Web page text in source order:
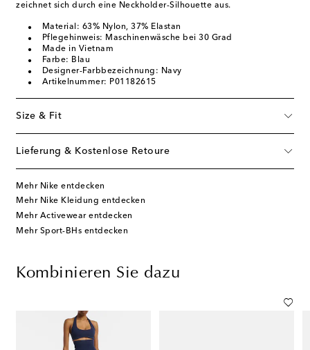
zeichnet sich durch eine Neckholder-Silhouette aus.
Material: 63% Nylon, 37% Elastan
Pflegehinweis: Maschinenwäsche bei 30 Grad
Made in Vietnam
Farbe: Blau
Designer-Farbbezeichnung: Navy
Artikelnummer: P01182615
Size & Fit
Lieferung & Kostenlose Retoure
Mehr Nike entdecken
Mehr Nike Kleidung entdecken
Mehr Activewear entdecken
Mehr Sport-BHs entdecken
Kombinieren Sie dazu